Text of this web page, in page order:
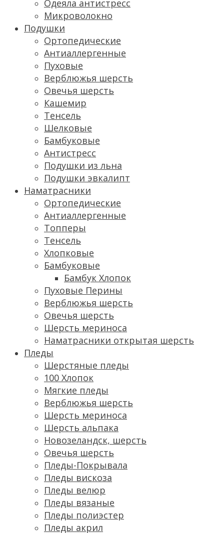
Одеяла антистресс
Микроволокно
Подушки
Ортопедические
Антиаллергенные
Пуховые
Верблюжья шерсть
Овечья шерсть
Кашемир
Тенсель
Шелковые
Бамбуковые
Антистресс
Подушки из льна
Подушки эвкалипт
Наматрасники
Ортопедические
Антиаллергенные
Топперы
Тенсель
Хлопковые
Бамбуковые
Бамбук Хлопок
Пуховые Перины
Верблюжья шерсть
Овечья шерсть
Шерсть мериноса
Наматрасники открытая шерсть
Пледы
Шерстяные пледы
100 Хлопок
Мягкие пледы
Верблюжья шерсть
Шерсть мериноса
Шерсть альпака
Новозеландск, шерсть
Овечья шерсть
Пледы-Покрывала
Пледы вискоза
Пледы велюр
Пледы вязаные
Пледы полиэстер
Пледы акрил